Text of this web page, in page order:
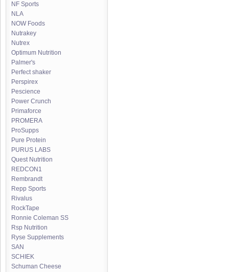
NF Sports
NLA
NOW Foods
Nutrakey
Nutrex
Optimum Nutrition
Palmer's
Perfect shaker
Perspirex
Pescience
Power Crunch
Primaforce
PROMERA
ProSupps
Pure Protein
PURUS LABS
Quest Nutrition
REDCON1
Rembrandt
Repp Sports
Rivalus
RockTape
Ronnie Coleman SS
Rsp Nutrition
Ryse Supplements
SAN
SCHIEK
Schuman Cheese